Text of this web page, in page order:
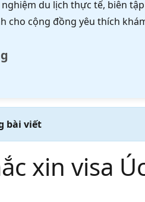
du lịch thực tế, biên
cho cộng đồng yêu thích
bài viết
xin visa